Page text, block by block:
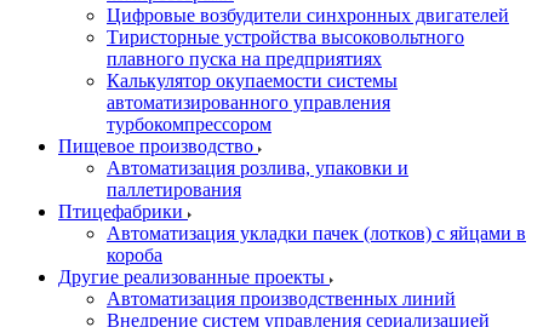
Цифровые возбудители синхронных двигателей
Тиристорные устройства высоковольтного
плавного пуска на предприятиях
Калькулятор окупаемости системы
автоматизированного управления
турбокомпрессором
Пищевое производство
Автоматизация розлива, упаковки и
паллетирования
Птицефабрики
Автоматизация укладки пачек (лотков) с яйцами в
короба
Другие реализованные проекты
Автоматизация производственных линий
Внедрение систем управления сериализацией